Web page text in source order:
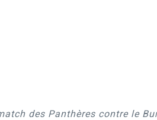
des Panthères contre le